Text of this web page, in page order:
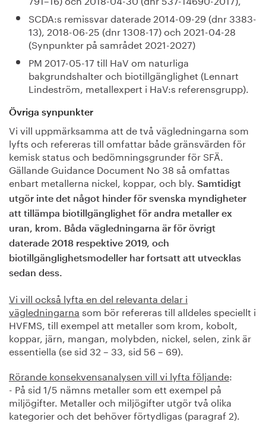
SCDA:s remissvar daterade 2014-09-29 (dnr 3383-
13), 2018-06-25 (dnr 1308-17) och 2021-04-28
(Synpunkter på samrådet 2021-2027)
PM 2017-05-17 till HaV om naturliga
bakgrundshalter och biotillgänglighet (Lennart
Lindeström, metallexpert i HaV:s referensgrupp).
Övriga synpunkter
Vi vill uppmärksamma att de två vägledningarna som
lyfts och refereras till omfattar både gränsvärden för
kemisk status och bedömningsgrunder för SFÄ.
Gällande Guidance Document No 38 så omfattas
enbart metallerna nickel, koppar, och bly. Samtidigt
utgör inte det något hinder för svenska myndigheter
att tillämpa biotillgänglighet för andra metaller ex
uran, krom. Båda vägledningarna är för övrigt
daterade 2018 respektive 2019, och
biotillgänglighetsmodeller har fortsatt att utvecklas
sedan dess.
Vi vill också lyfta en del relevanta delar i
vägledningarna som bör refereras till alldeles speciellt i
HVFMS, till exempel att metaller som krom, kobolt,
koppar, järn, mangan, molybden, nickel, selen, zink är
essentiella (se sid 32 – 33, sid 56 – 69).
Rörande konsekvensanalysen vill vi lyfta följande:
- På sid 1/5 nämns metaller som ett exempel på
miljögifter. Metaller och miljögifter utgör två olika
kategorier och det behöver förtydligas (paragraf 2).